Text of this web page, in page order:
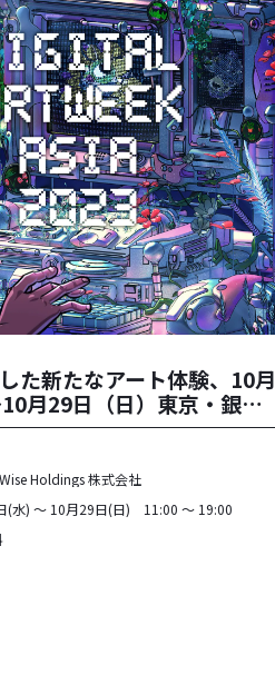
た新たなアート体験、10月
月29日（日）東京・銀座で
Asia 2023」 開催！
Holdings 株式会社
(水) 〜 10月29日(日) 11:00 〜 19:00